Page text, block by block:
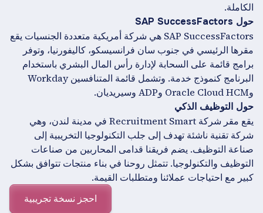
الكاملة.
حول SAP SuccessFactors
SAP SuccessFactors هي شركة أمريكية متعددة الجنسيات يقع
مقرها الرئيسي في جنوب سان فرانسيسكو، كاليفورنيا، وتوفر
برامج قائمة على السحابة لإدارة رأس المال البشري باستخدام
البرنامج كنموذج خدمة. وتشمل قائمة المتنافسين Workday
حول التوظيف الذكي
يقع مقر شركة Recruitment Smart في مدينة لندن، وهي
شركة تقنية ناشئة تهدف إلى جلب التكنولوجيا التخريبية إلى
صناعة التوظيف. يضم فريقنا قدامى المحاربين من صناعات
التوظيف والتكنولوجيا. تتمثل روحنا في بناء منتجات تتوافق بشكل
كبير مع احتياجات عملائنا ومتطلبات القيمة.
احجز نسخة تجريبية